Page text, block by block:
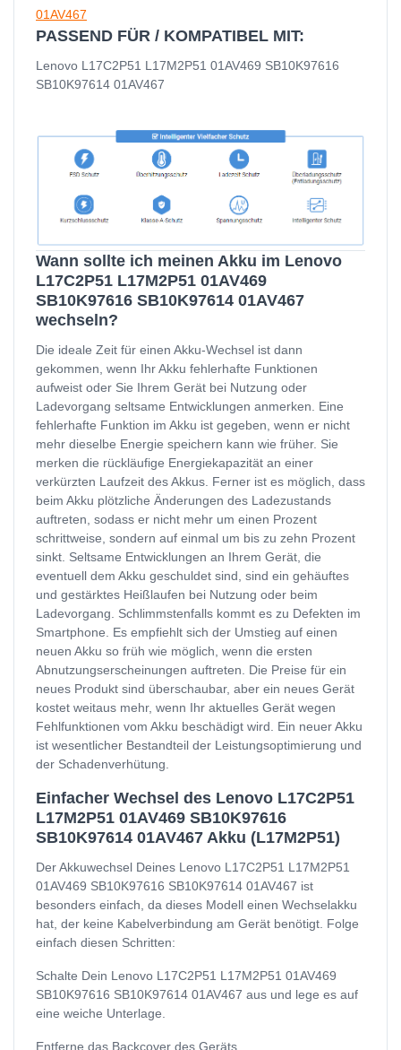
01AV467
PASSEND FÜR / KOMPATIBEL MIT:
Lenovo L17C2P51 L17M2P51 01AV469 SB10K97616
SB10K97614 01AV467
Wann sollte ich meinen Akku im Lenovo
L17C2P51 L17M2P51 01AV469
SB10K97616 SB10K97614 01AV467
wechseln?
Die ideale Zeit für einen Akku-Wechsel ist dann
gekommen, wenn Ihr Akku fehlerhafte Funktionen
aufweist oder Sie Ihrem Gerät bei Nutzung oder
Ladevorgang seltsame Entwicklungen anmerken. Eine
fehlerhafte Funktion im Akku ist gegeben, wenn er nicht
mehr dieselbe Energie speichern kann wie früher. Sie
merken die rückläufige Energiekapazität an einer
verkürzten Laufzeit des Akkus. Ferner ist es möglich, dass
beim Akku plötzliche Änderungen des Ladezustands
auftreten, sodass er nicht mehr um einen Prozent
schrittweise, sondern auf einmal um bis zu zehn Prozent
sinkt. Seltsame Entwicklungen an Ihrem Gerät, die
eventuell dem Akku geschuldet sind, sind ein gehäuftes
und gestärktes Heißlaufen bei Nutzung oder beim
Ladevorgang. Schlimmstenfalls kommt es zu Defekten im
Smartphone. Es empfiehlt sich der Umstieg auf einen
neuen Akku so früh wie möglich, wenn die ersten
Abnutzungserscheinungen auftreten. Die Preise für ein
neues Produkt sind überschaubar, aber ein neues Gerät
kostet weitaus mehr, wenn Ihr aktuelles Gerät wegen
Fehlfunktionen vom Akku beschädigt wird. Ein neuer Akku
ist wesentlicher Bestandteil der Leistungsoptimierung und
der Schadenverhütung.
Einfacher Wechsel des Lenovo L17C2P51
L17M2P51 01AV469 SB10K97616
SB10K97614 01AV467 Akku (L17M2P51)
Der Akkuwechsel Deines Lenovo L17C2P51 L17M2P51
01AV469 SB10K97616 SB10K97614 01AV467 ist
besonders einfach, da dieses Modell einen Wechselakku
hat, der keine Kabelverbindung am Gerät benötigt. Folge
einfach diesen Schritten:
Schalte Dein Lenovo L17C2P51 L17M2P51 01AV469
SB10K97616 SB10K97614 01AV467 aus und lege es auf
eine weiche Unterlage.
Entferne das Backcover des Geräts.